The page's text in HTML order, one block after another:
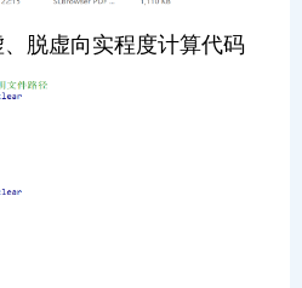
脱虚向实程度计算代码